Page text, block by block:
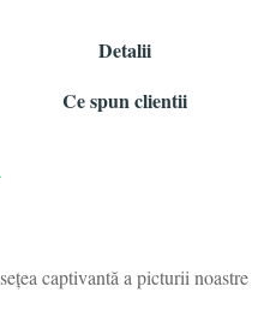
Detalii
Ce spun clientii
captivantă a picturii noastre